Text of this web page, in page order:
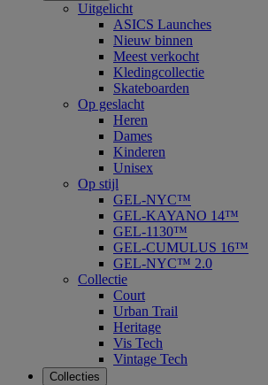
Uitgelicht
ASICS Launches
Nieuw binnen
Meest verkocht
Kledingcollectie
Skateboarden
Op geslacht
Heren
Dames
Kinderen
Unisex
Op stijl
GEL-NYC™
GEL-KAYANO 14™
GEL-1130™
GEL-CUMULUS 16™
GEL-NYC™ 2.0
Collectie
Court
Urban Trail
Heritage
Vis Tech
Vintage Tech
Collecties